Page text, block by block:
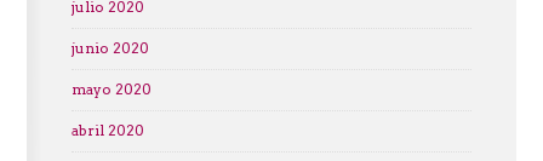
julio 2020
junio 2020
mayo 2020
abril 2020